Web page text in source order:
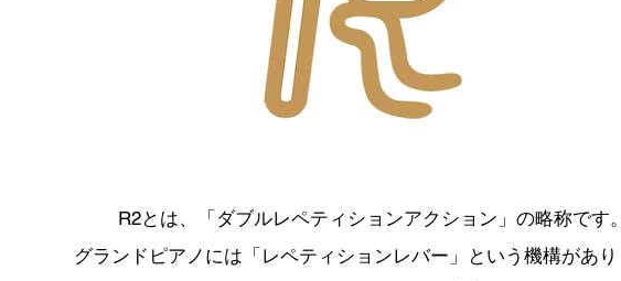
R2とは、「ダブルレペティションアクション」の略称です
グランドピアノには「 レペティションレバー」という機構があ